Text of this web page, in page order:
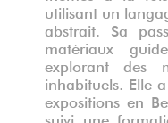
utilisant un
abstrait. Sa
matériaux
explorant des
inhabituels. Elle
expositions en
suivi une